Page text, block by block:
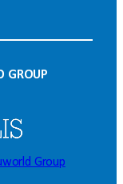
GROUP
Group